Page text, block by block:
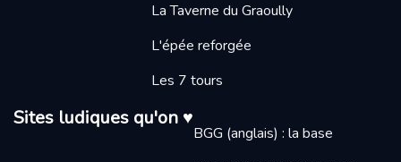
La Taverne du Graoully
L'épée reforgée
Les 7 tours
Sites ludiques qu'on ♥
BGG (anglais) : la base